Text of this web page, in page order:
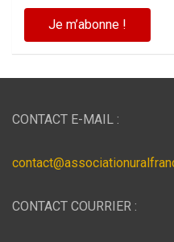
CONTACT E-MAIL :
CONTACT COURRIER :